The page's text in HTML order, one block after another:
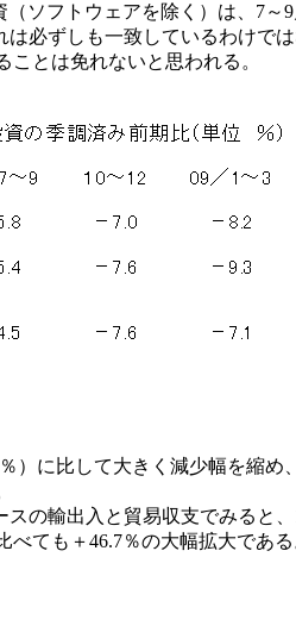
フトウェアを除く）は、7～
必ずしも一致しているわけで
とは免れないと思われる。
に比して大きく減少幅を縮
の輸出入と貿易収支でみると
ても＋46.7％の大幅拡大である